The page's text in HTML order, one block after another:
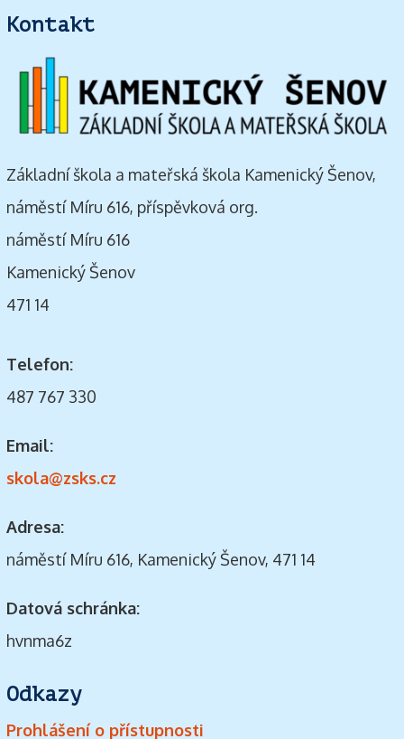
Kontakt
Základní škola a mateřská škola Kamenický Šenov,
náměstí Míru 616, příspěvková org.
náměstí Míru 616
Kamenický Šenov
471 14
Telefon:
487 767 330
Email:
skola@zsks.cz
Adresa:
náměstí Míru 616, Kamenický Šenov, 471 14
Datová schránka:
hvnma6z
Odkazy
Prohlášení o přístupnosti